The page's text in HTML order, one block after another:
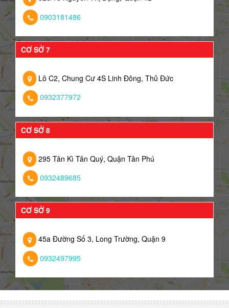
0903181486
CƠ SỞ 7
Lô C2, Chung Cư 4S Linh Đông, Thủ Đức
0932377972
CƠ SỞ 8
295 Tân Kì Tân Quý, Quận Tân Phú
0932489685
CƠ SỞ 9
45a Đường Số 3, Long Trường, Quận 9
0932497995